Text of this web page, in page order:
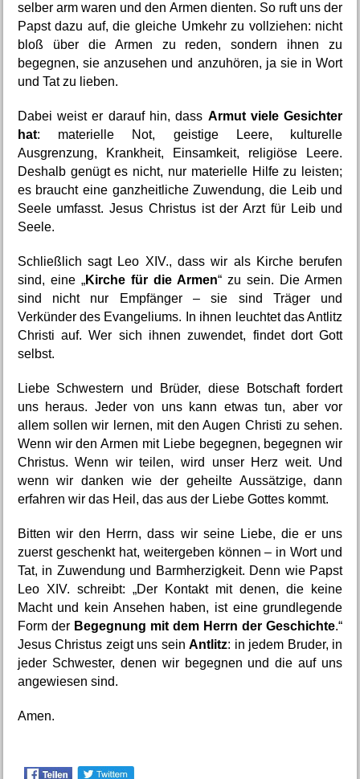
selber arm waren und den Armen dienten. So ruft uns der
Papst dazu auf, die gleiche Umkehr zu vollziehen: nicht
bloß über die Armen zu reden, sondern ihnen zu
begegnen, sie anzusehen und anzuhören, ja sie in Wort
und Tat zu lieben.
Dabei weist er darauf hin, dass Armut viele Gesichter
hat: materielle Not, geistige Leere, kulturelle
Ausgrenzung, Krankheit, Einsamkeit, religiöse Leere.
Deshalb genügt es nicht, nur materielle Hilfe zu leisten;
es braucht eine ganzheitliche Zuwendung, die Leib und
Seele umfasst. Jesus Christus ist der Arzt für Leib und
Seele.
Schließlich sagt Leo XIV., dass wir als Kirche berufen
sind, eine „Kirche für die Armen“ zu sein. Die Armen
sind nicht nur Empfänger – sie sind Träger und
Verkünder des Evangeliums. In ihnen leuchtet das Antlitz
Christi auf. Wer sich ihnen zuwendet, findet dort Gott
selbst.
Liebe Schwestern und Brüder, diese Botschaft fordert
uns heraus. Jeder von uns kann etwas tun, aber vor
allem sollen wir lernen, mit den Augen Christi zu sehen.
Wenn wir den Armen mit Liebe begegnen, begegnen wir
Christus. Wenn wir teilen, wird unser Herz weit. Und
wenn wir danken wie der geheilte Aussätzige, dann
erfahren wir das Heil, das aus der Liebe Gottes kommt.
Bitten wir den Herrn, dass wir seine Liebe, die er uns
zuerst geschenkt hat, weitergeben können – in Wort und
Tat, in Zuwendung und Barmherzigkeit. Denn wie Papst
Leo XIV. schreibt: „Der Kontakt mit denen, die keine
Macht und kein Ansehen haben, ist eine grundlegende
Form der Begegnung mit dem Herrn der Geschichte.“
Jesus Christus zeigt uns sein Antlitz: in jedem Bruder, in
jeder Schwester, denen wir begegnen und die auf uns
angewiesen sind.
Amen.